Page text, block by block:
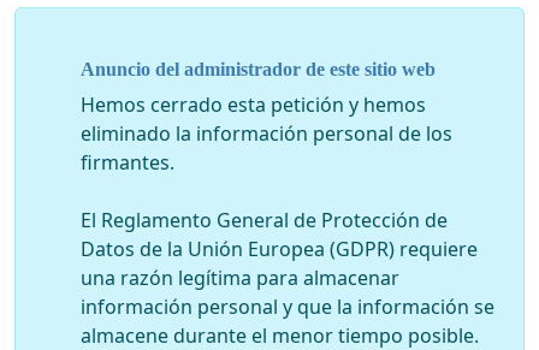
manifiesto entendemos que recoge el sentir
generalizado de la ciudadanía asturiana y espera de las
autoridades del Principado que cumplan con la
responsabilidad que les compete y garanticen la
patrimonio arqueológico asturiano.
No dejemos morir el sanatorio de Bustiello.
Anuncio del administrador de este sitio web
Hemos cerrado esta petición y hemos
eliminado la información personal de los
firmantes.
El Reglamento General de Protección de
Datos de la Unión Europea (GDPR) requiere
una razón legítima para almacenar
información personal y que la información se
almacene durante el menor tiempo posible.